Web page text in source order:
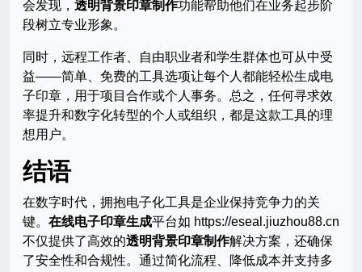
会发现， 透明背景印章制作功能帮助他们在业务起步阶
段树立专业形象。
同时，远程工作者、自由职业者和学生群体也可从中受
益——简单、免费的工具选项让每个人都能轻松生成电
子印章，用于项目合作或个人事务。总之，任何寻求效
率提升和数字化转型的个人或组织，都是这款工具的理
想用户。
结语
在数字时代，拥抱电子化工具是企业保持竞争力的关
键。 在线电子印章生成平台如 https://eseal.jiuzhou88.cn
不仅提供了高效的透明背景印章制作解决方案，还确保
了安全性和合规性。通过简化流程、降低成本并支持多